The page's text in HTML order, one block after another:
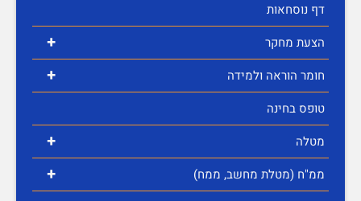
דף נוסחאות
+ הצעת מחקר
+
חומר הוראה ולמידה
טופס בחינה
+ מטלה
+ ממ"ח (מטלת מחשב, ממח)